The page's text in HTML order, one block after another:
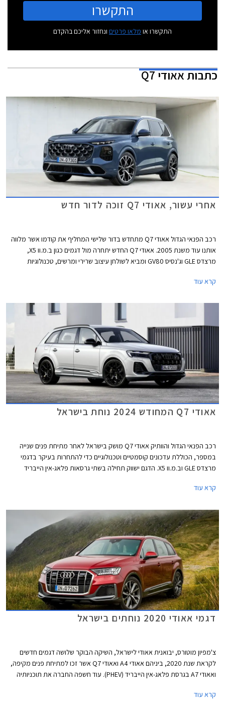
התקשרו
התקשרו או מלאו פרטים ונחזור אליכם בהקדם
כתבותאאודי Q7
אחרי עשור, אאודי Q7 זוכה לדור חדש
רכב הפנאי הגדול אאודי Q7 מתחדש בדור שלישי המחליף את קודמו אשר מלווה
אותנו עוד משנת 2005. אאודי Q7 החדש יתחרה מול דגמים כגון ב.מ.וו X5,
מרצדס GLE וג'נסיס GV80 ומביא לשולחן עיצוב שרירי ומרשים, טכנולוגיות
כקרוזר משפחתי שימושי.
קרא עוד
אאודי Q7 המחודש 2024 נוחת בישראל
רכב הפנאי הגדול והוותיק אאודי Q7 מושק בישראל לאחר מתיחת פנים שנייה
במספר, הכוללת עדכונים קוסמטיים וטכנולוגיים כדי להתחרות בעיקר בדגמי
מרצדס GLE וב.מ.וו X5. הדגם ישווק תחילה בשתי גרסאות פלאג-אין הייבריד
גרסת דיזל עם 7 מושבים.
קרא עוד
דגמי אאודי 2020 נוחתים בישראל
צ'מפיון מוטורס, יבואנית אאודי לישראל, השיקה הבוקר שלושה דגמים חדשים
לקראת שנת 2020, ביניהם אאודי A4 ואאודי Q7 אשר זכו למתיחת פנים מקיפה,
ואאודי A7 בגרסת פלאג-אין הייבריד (PHEV). עוד חשפה החברה את תוכניותיה
קרא עוד